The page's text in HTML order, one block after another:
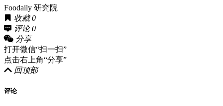
Foodaily 研究院
收藏 0
评论 0
分享
打开微信“扫一扫”
点击右上角“分享”
回顶部
评论